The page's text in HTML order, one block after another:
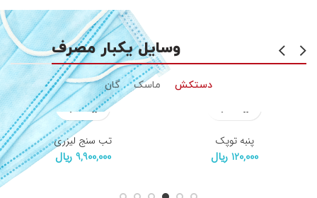
مشاهده محصولات
وسایل یکبار مصرف
دستکش ماسک گان
پنبه توپک
120,000 ریال
تب سنج لیزری
9,900,000 ریال